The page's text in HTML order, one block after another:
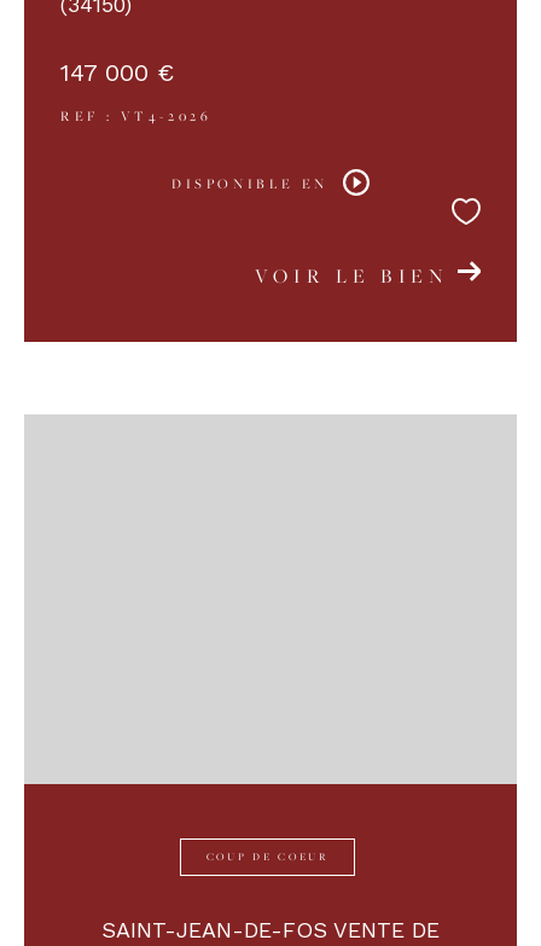
147 000 €
REF : VT4-2026
DISPONIBLE EN
VOIR LE BIEN
COUP DE COEUR
SAINT-JEAN-DE-FOS VENTE DE